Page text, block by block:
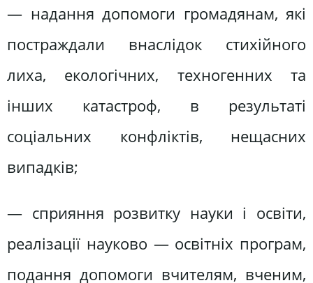
— надання допомоги громадянам, які
постраждали внаслідок стихійного
лиха, екологічних, техногенних та
інших катастроф, в результаті
соціальних конфліктів, нещасних
випадків;
— сприяння розвитку науки і освіти,
реалізації науково — освітніх програм,
подання допомоги вчителям, вченим,